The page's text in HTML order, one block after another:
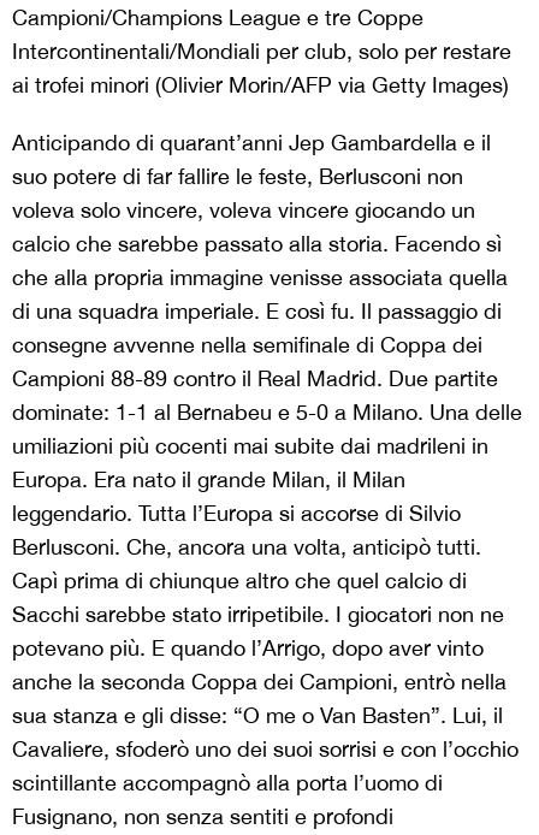
Campioni/Champions League e tre Coppe
Intercontinentali/Mondiali per club, solo per restare
ai trofei minori (Olivier Morin/AFP via Getty Images)
Anticipando di quarant’anni Jep Gambardella e il
suo potere di far fallire le feste, Berlusconi non
voleva solo vincere, voleva vincere giocando un
calcio che sarebbe passato alla storia. Facendo sì
che alla propria immagine venisse associata quella
di una squadra imperiale. E così fu. Il passaggio di
consegne avvenne nella semifinale di Coppa dei
Campioni 88-89 contro il Real Madrid. Due partite
dominate: 1-1 al Bernabeu e 5-0 a Milano. Una delle
umiliazioni più cocenti mai subite dai madrileni in
Europa. Era nato il grande Milan, il Milan
leggendario. Tutta l’Europa si accorse di Silvio
Berlusconi. Che, ancora una volta, anticipò tutti.
Capì prima di chiunque altro che quel calcio di
Sacchi sarebbe stato irripetibile. I giocatori non ne
potevano più. E quando l’Arrigo, dopo aver vinto
anche la seconda Coppa dei Campioni, entrò nella
sua stanza e gli disse: “O me o Van Basten”. Lui, il
Cavaliere, sfoderò uno dei suoi sorrisi e con l’occhio
scintillante accompagnò alla porta l’uomo di
Fusignano, non senza sentiti e profondi